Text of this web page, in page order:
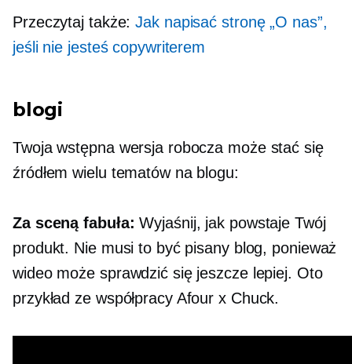
Przeczytaj także:Jak napisać stronę „O nas”,
jeśli nie jesteś copywriterem
blogi
Twoja wstępna wersja robocza może stać się
źródłem wielu tematów na blogu:
Za scenąfabuła: Wyjaśnij, jak powstaje Twój
produkt. Nie musi to być pisany blog, ponieważ
wideo może sprawdzić się jeszcze lepiej. Oto
przykład ze współpracy Afour x Chuck.